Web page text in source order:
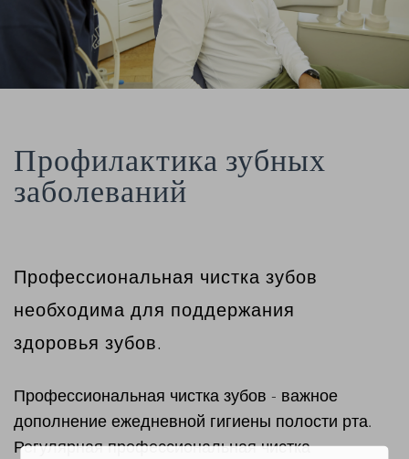
Профилактика зубных
заболеваний
Профессиональная чистка зубов
необходима для поддержания
здоровья зубов.
Профессиональная чистка зубов - важное
дополнение ежедневной гигиены полости рта.
Регулярная профессиональная чистка